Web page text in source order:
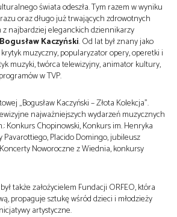
świata odeszła. Tym razem w wyniku
oraz długo już trwających zdrowotnych
z najbardziej eleganckich dziennikarzy
Bogusław Kaczyński. Od lat był znany jako
muzyczny, popularyzator opery, operetki i
muzyki, twórca telewizyjny, animator kultury,
w TVP.
„Bogusław Kaczyński – Złota Kolekcja”.
najważniejszych wydarzeń muzycznych
Konkurs Chopinowski, Konkurs im. Henryka
Placido Domingo, jubileusz
Noworoczne z Wiednia, konkursy
był także założycielem Fundacji ORFEO, która
propaguje sztukę wśród dzieci i młodzieży
artystyczne.